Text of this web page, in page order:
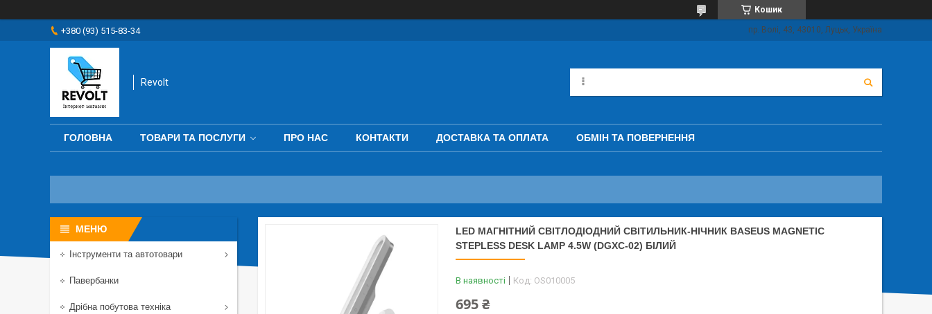
Кошик
+380 (93) 515-83-34 пр. Волі, 43, 43010, Луцьк, Україна
Revolt
ГОЛОВНА ТОВАРИ ТА ПОСЛУГИ ПРО НАС КОНТАКТИ ДОСТАВКА ТА ОПЛАТА ОБМІН ТА ПОВЕРНЕННЯ
LED МАГНІТНИЙ СВІТЛОДІОДНИЙ СВІТИЛЬНИК-НІЧНИК BASEUS MAGNETIC
STEPLESS DESK LAMP 4.5W (DGXC-02) БІЛИЙ
В наявності Код: OS010005
695 ₴
Інструменти та автотовари
Павербанки
Дрібна побутова техніка